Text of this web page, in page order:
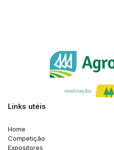
Links utéis
Home
Competição
Expositores